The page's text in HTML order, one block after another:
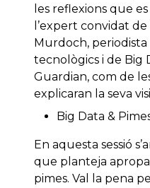
les reflexions que
l’expert convidat
Murdoch,
tecnològics i de Big
Guardian, com de
explicaran la seva
Big Data &
En aquesta sessió
que planteja
pimes. Val la pena